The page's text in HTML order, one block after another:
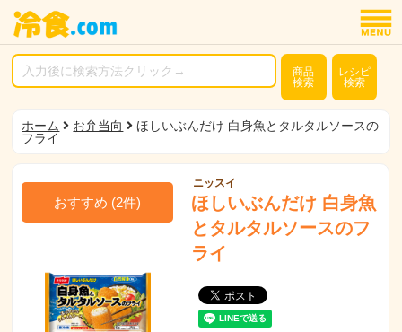
商品
検索
レシピ
検索
ホーム お弁当向
ほしいぶんだけ 白身魚とタルタルソースの
フライ
おすすめ (2件)
ニッスイ
ほしいぶんだけ 白身魚
とタルタルソースのフ
ライ